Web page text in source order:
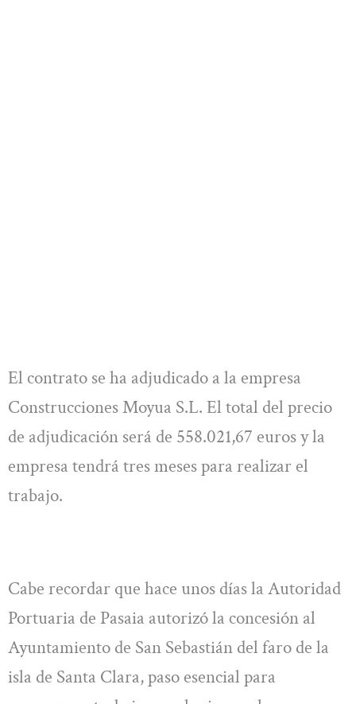
El contrato se ha adjudicado a la empresa
Construcciones Moyua S.L. El total del precio
de adjudicación será de 558.021,67 euros y la
empresa tendrá tres meses para realizar el
trabajo.
Cabe recordar que hace unos días la Autoridad
Portuaria de Pasaia autorizó la concesión al
Ayuntamiento de San Sebastián del faro de la
isla de Santa Clara, paso esencial para